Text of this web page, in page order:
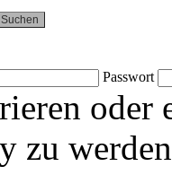
Passwort
zu